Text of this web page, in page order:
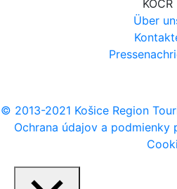
KOCR
Über
© 2013-2021 Košice Region
Ochrana údajov a podmienky